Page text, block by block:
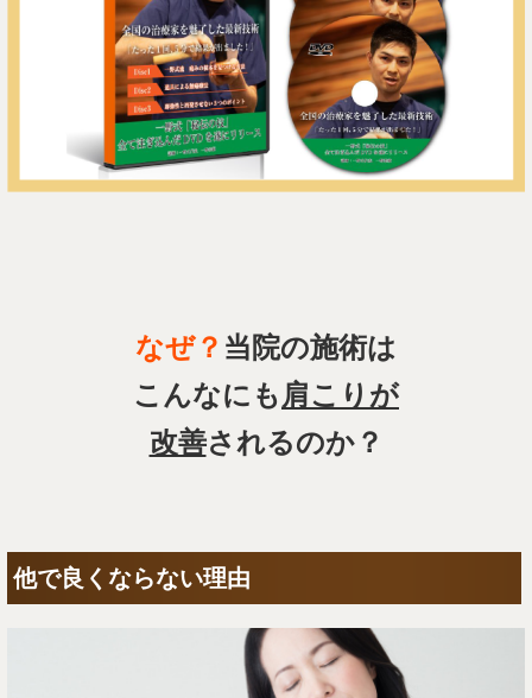
なぜ？ 当院の施術は
こんなにも肩こりが
改善されるのか？
他で良くならない理由